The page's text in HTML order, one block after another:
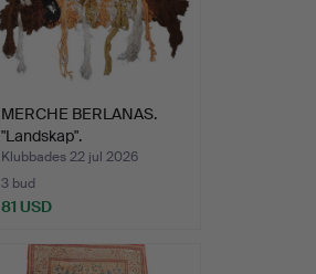
MERCHE BERLANAS.
"Landskap".
Klubbades 22 jul 2026
3 bud
81 USD